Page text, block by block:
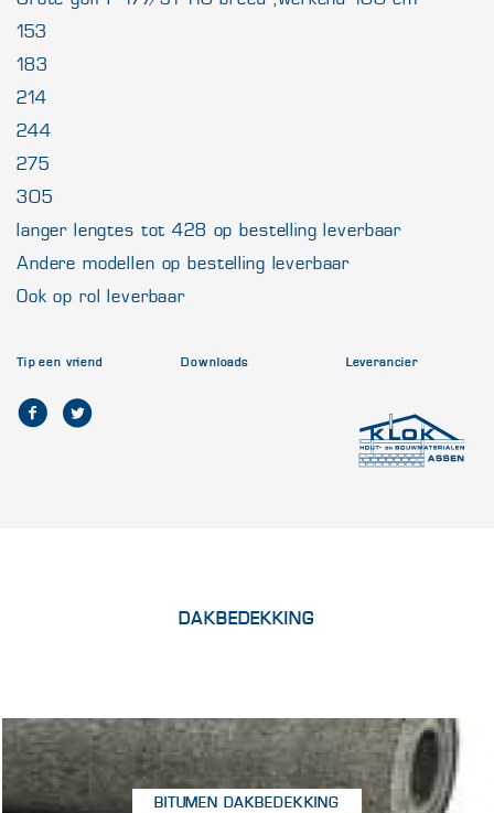
153
183
214
244
275
305
langer lengtes tot 428 op bestelling leverbaar
Andere modellen op bestelling leverbaar
Ook op rol leverbaar
Tip een vriend Downloads Leverancier
DAKBEDEKKING
BITUMEN DAKBEDEKKING